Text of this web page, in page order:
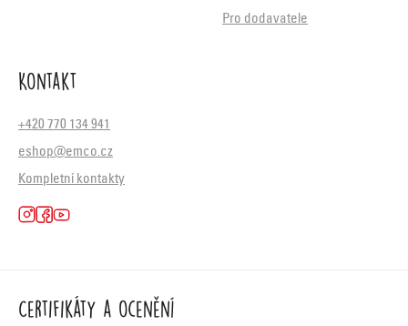
Pro dodavatele
Kontakt
+420 770 134 941
eshop@emco.cz
Kompletní kontakty
Certifikáty a ocenění